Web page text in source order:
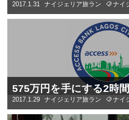
2017.1.31 ナイジェリア旅ラン ナイ
575万円を手にする2時
2017.1.29 ナイジェリア旅ラン ナイ